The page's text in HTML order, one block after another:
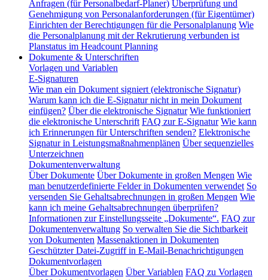
Anfragen (für Personalbedarf-Planer) Überprüfung und
Genehmigung von Personalanforderungen (für Eigentümer)
Einrichten der Berechtigungen für die Personalplanung Wie
die Personalplanung mit der Rekrutierung verbunden ist
Planstatus im Headcount Planning
Dokumente & Unterschriften
Vorlagen und Variablen
E-Signaturen
Wie man ein Dokument signiert (elektronische Signatur)
Warum kann ich die E-Signatur nicht in mein Dokument
einfügen? Über die elektronische Signatur Wie funktioniert
die elektronische Unterschrift FAQ zur E-Signatur Wie kann
ich Erinnerungen für Unterschriften senden? Elektronische
Signatur in Leistungsmaßnahmenplänen Über sequenzielles
Unterzeichnen
Dokumentenverwaltung
Über Dokumente Über Dokumente in großen Mengen Wie
man benutzerdefinierte Felder in Dokumenten verwendet So
versenden Sie Gehaltsabrechnungen in großen Mengen Wie
kann ich meine Gehaltsabrechnungen überprüfen?
Informationen zur Einstellungsseite „Dokumente“. FAQ zur
Dokumentenverwaltung So verwalten Sie die Sichtbarkeit
von Dokumenten Massenaktionen in Dokumenten
Geschützter Datei-Zugriff in E-Mail-Benachrichtigungen
Dokumentvorlagen
Über Dokumentvorlagen Über Variablen FAQ zu Vorlagen